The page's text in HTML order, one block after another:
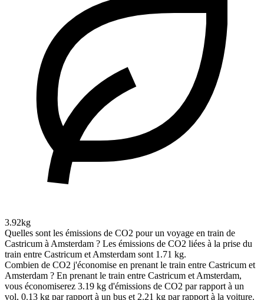
3.92kg
Quelles sont les émissions de CO2 pour un voyage en train de
Castricum à Amsterdam ? Les émissions de CO2 liées à la prise du
train entre Castricum et Amsterdam sont 1.71 kg.
Combien de CO2 j'économise en prenant le train entre Castricum et
Amsterdam ? En prenant le train entre Castricum et Amsterdam,
vous économiserez 3.19 kg d'émissions de CO2 par rapport à un
vol, 0.13 kg par rapport à un bus et 2.21 kg par rapport à la voiture.